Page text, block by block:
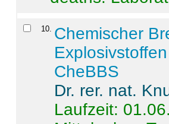
10 Chemischer
Explosivstoffen
CheBBS
Dr. rer. nat.
Laufzeit: